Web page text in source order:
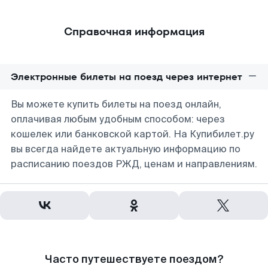
Справочная информация
Электронные билеты на поезд через интернет
Вы можете купить билеты на поезд онлайн,
оплачивая любым удобным способом: через
кошелек или банковской картой. На Купибилет.ру
вы всегда найдете актуальную информацию по
расписанию поездов РЖД, ценам и направлениям.
Часто путешествуете поездом?